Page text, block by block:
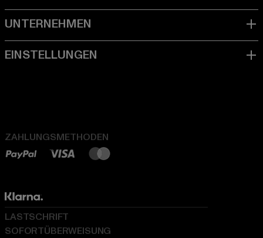
ZAHLUNGSMETHODEN
LASTSCHRIFT
SOFORTÜBERWEISUNG